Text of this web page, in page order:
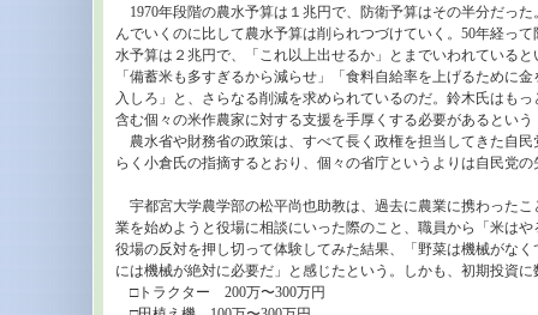
1970年段階の農水予算は１兆円で、防衛予算はその半分だっ
んでいくのに比して農水予算は削られつづけていく。50年経っ
水予算は２兆円で、「これ以上出せるか」とまでいわれている
「備蓄米も多すぎるから減らせ」「食料自給率を上げるために
入しろ」と、さらなる削減を求められているのだ。鈴木氏はも
含む個々の米作農家に対する支援を手厚くする必要があるとい
農水省や財務省の政策は、すべて長く政権を担当してきた自
らく小倉氏の指摘するとおり、個々の省庁というよりは自民党
宇都宮大学農学部の松平尚也助教は、過去に農業に携わった
業を始めようと役場に相談にいった際のこと、職員から「米は
役場の反対を押し切って体験してみた結果、「野菜は機械がな
には機械が絶対に必要だ」と感じたという。しかも、初期投資
□トラクター 200万〜300万円